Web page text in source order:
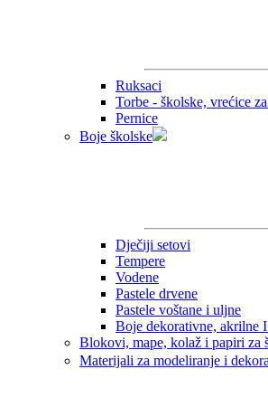
Ruksaci
Torbe - školske, vrećice
Pernice
Boje školske
Dječiji setovi
Tempere
Vodene
Pastele drvene
Pastele voštane i uljne
Boje dekorativne, akrilne
Blokovi, mape, kolaž i papiri za
Materijali za modeliranje i